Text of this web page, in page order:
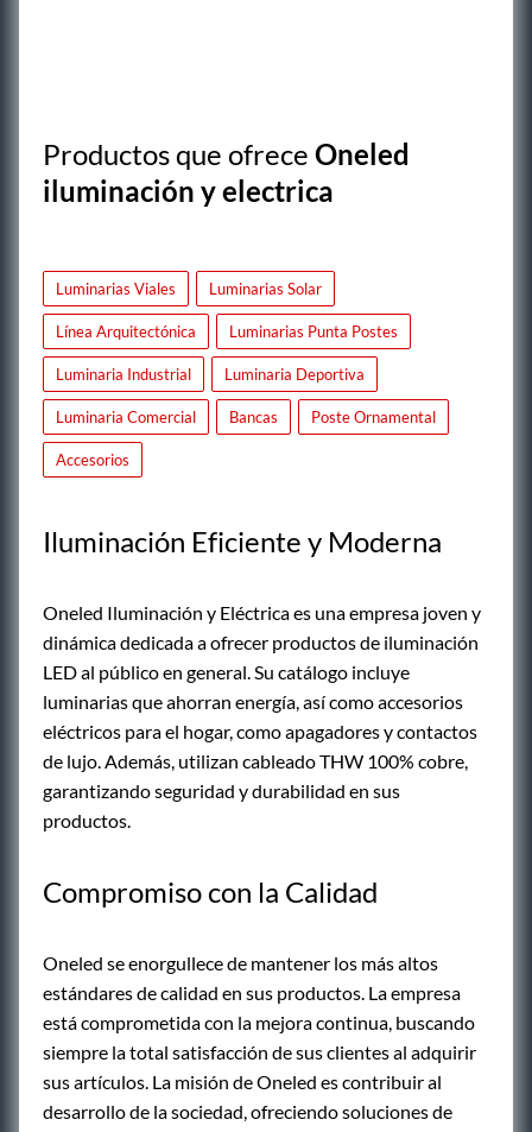
Productos que ofrece Oneled
iluminación y electrica
Luminarias Viales Luminarias Solar
Línea Arquitectónica Luminarias Punta Postes
Luminaria Industrial Luminaria Deportiva
Luminaria Comercial Bancas Poste Ornamental
Accesorios
Iluminación Eficiente y Moderna
Oneled Iluminación y Eléctrica es una empresa joven y
dinámica dedicada a ofrecer productos de iluminación
LED al público en general. Su catálogo incluye
luminarias que ahorran energía, así como accesorios
eléctricos para el hogar, como apagadores y contactos
de lujo. Además, utilizan cableado THW 100% cobre,
garantizando seguridad y durabilidad en sus
productos.
Compromiso con la Calidad
Oneled se enorgullece de mantener los más altos
estándares de calidad en sus productos. La empresa
está comprometida con la mejora continua, buscando
siempre la total satisfacción de sus clientes al adquirir
sus artículos. La misión de Oneled es contribuir al
desarrollo de la sociedad, ofreciendo soluciones de